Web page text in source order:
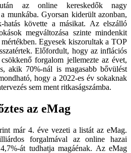
az online kereskedők nagy
munkába. Gyorsan kiderült azonban,
követte a másikat. Az elszálló
megváltozása szinte mindenkit
mértékben. Egyesek kiszorultak a TOP
Előfordult, hogy az inflációs
forgalom jellemezte az évet,
akik 70%-nál is magasabb bővülést
hogy a 2022-es év sokaknak
sem ment ritkaságszámba.
az eMag
már 4. éve vezeti a listát az eMag.
forgalmával az online hazai
át tudhatja magáénak. Az eMag